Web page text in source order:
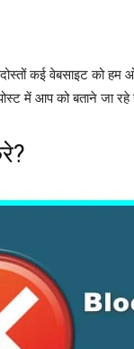
कई वेबसाइट को हम
में आप को बताने जा